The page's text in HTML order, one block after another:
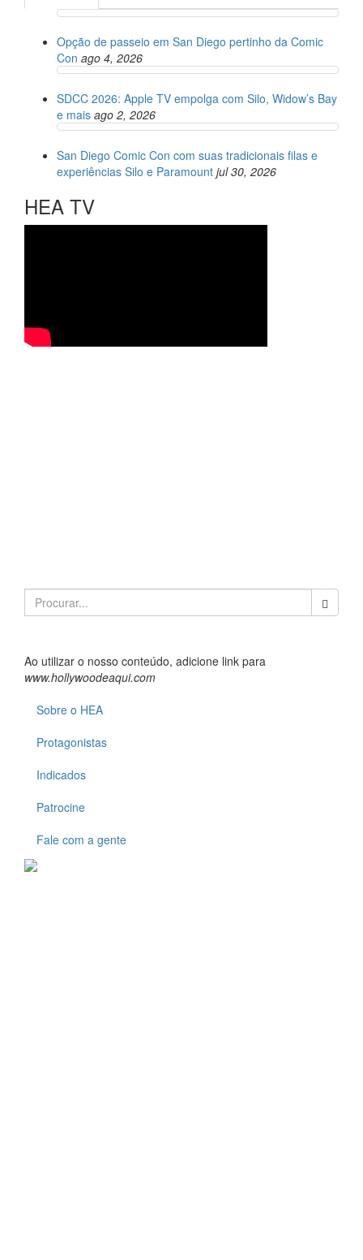
Opção de passeio em San Diego pertinho da Comic
Con ago 4, 2026
SDCC 2026: Apple TV empolga com Silo, Widow’s Bay
e mais ago 2, 2026
San Diego Comic Con com suas tradicionais filas e
experiências Silo e Paramount jul 30, 2026
HEA TV
Search
for:
Ao utilizar o nosso conteúdo, adicione link para
www.hollywoodeaqui.com
Sobre o HEA
Protagonistas
Indicados
Patrocine
Fale com a gente